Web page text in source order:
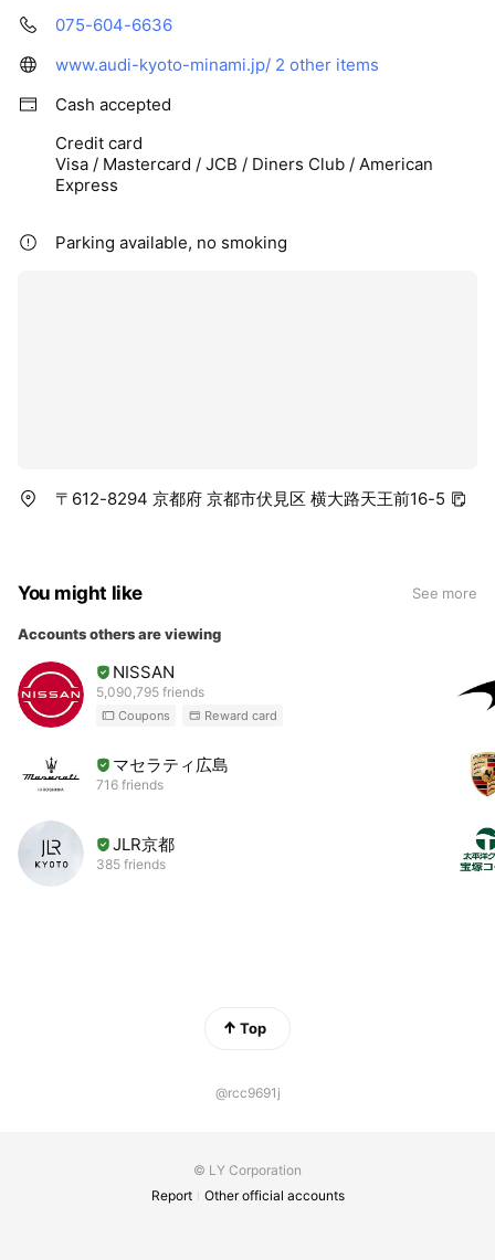
075-604-6636
www.audi-kyoto-minami.jp/ 2 other items
Cash accepted
Credit card
Visa / Mastercard / JCB / Diners Club / American
Express
Parking available, no smoking
〒612-8294 京都府 京都市伏見区 横大路天王前16-5
You might like See more
Accounts others are viewing
NISSAN
5,090,795 friends
Coupons Reward card
マセラティ広島
716 friends
JLR京都
385 friends
Top
@rcc9691j
© LY Corporation
Report
Other official accounts